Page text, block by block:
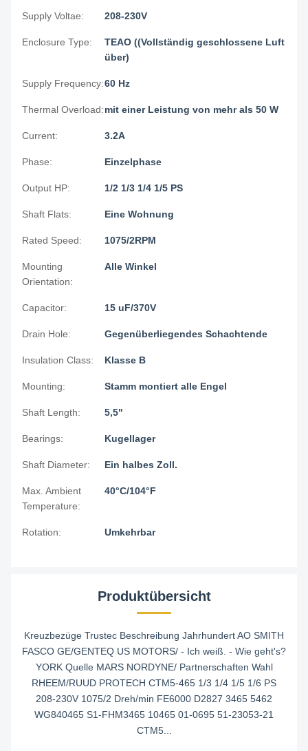
Supply Voltae: 208-230V
Enclosure Type:
TEAO ((Vollständig geschlossene Luft
über)
Supply Frequency:60 Hz
Thermal Overload:mit einer Leistung von mehr als 50 W
Current: 3.2A
Phase: Einzelphase
Output HP: 1/2 1/3 1/4 1/5 PS
Shaft Flats: Eine Wohnung
Rated Speed: 1075/2RPM
Mounting
Orientation:
Alle Winkel
Capacitor: 15 uF/370V
Drain Hole: Gegenüberliegendes Schachtende
Insulation Class: Klasse B
Mounting: Stamm montiert alle Engel
Shaft Length: 5,5"
Bearings: Kugellager
Shaft Diameter: Ein halbes Zoll.
Max. Ambient
Temperature:
40°C/104°F
Rotation: Umkehrbar
Produktübersicht
Kreuzbezüge Trustec Beschreibung Jahrhundert AO SMITH
FASCO GE/GENTEQ US MOTORS/ - Ich weiß. - Wie geht's?
YORK Quelle MARS NORDYNE/ Partnerschaften Wahl
RHEEM/RUUD PROTECH CTM5-465 1/3 1/4 1/5 1/6 PS
208-230V 1075/2 Dreh/min FE6000 D2827 3465 5462
WG840465 S1-FHM3465 10465 01-0695 51-23053-21
CTM5...